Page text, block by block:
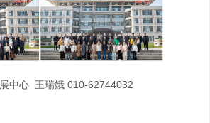
中心 王瑞娥 010-62744032